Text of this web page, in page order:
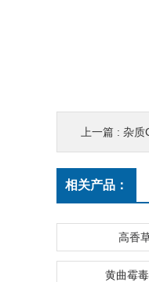
上一篇 : 杂质
相关产品：
高香
黄曲霉